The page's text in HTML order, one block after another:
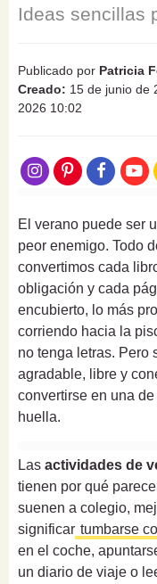
Ideas sencillas
Publicado por Patricia
Creado: 15 de junio de
2026 10:02
El verano puede ser
peor enemigo. Todo
convertimos cada
obligación y cada
encubierto, lo más
corriendo hacia la
no tenga letras. Pero
agradable, libre y
convertirse en una
huella.
Las actividades de
tienen por qué
suenen a colegio,
significar tumbarse
en el coche,
un diario de viaje o